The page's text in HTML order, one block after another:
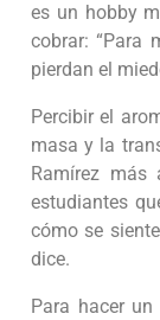
es un hobby
cobrar: “Para
pierdan el
Percibir el
masa y la
Ramírez
estudiantes
cómo se
dice.
Para hacer